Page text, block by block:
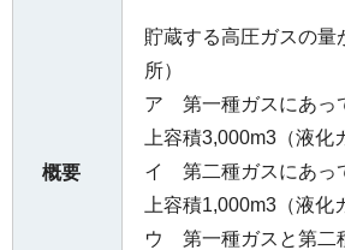
概要
貯蔵する高圧ガスの
所）
ア 第一種ガスにあっ
上容積3,000m3（液
イ 第二種ガスにあっ
上容積1,000m3（液
ウ 第一種ガスと第二